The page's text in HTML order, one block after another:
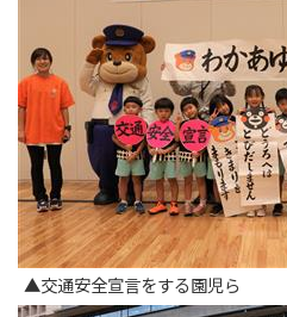
▲交通安全宣言をする園児ら